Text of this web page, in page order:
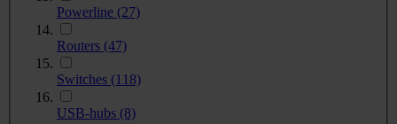
Powerline (27)
Routers (47)
Switches (118)
USB-hubs (8)